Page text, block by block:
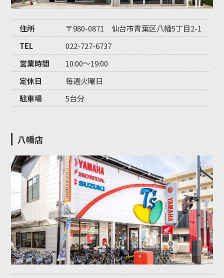
住所
〒980-0871 仙台市青葉区八幡5丁目2-1
TEL
022-727-6737
営業時間
10:00〜19:00
定休日
毎週火曜日
駐車場
5台分
八幡店